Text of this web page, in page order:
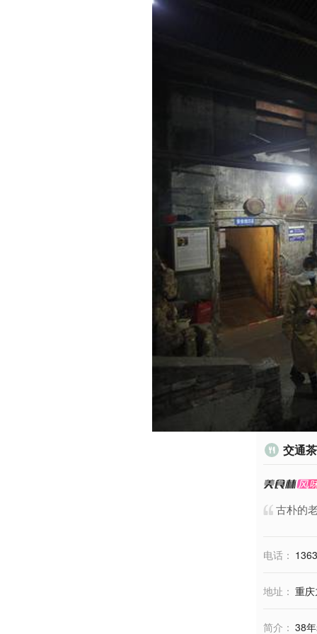
 交通
古朴的
电话：
地址： 重
简介： 38